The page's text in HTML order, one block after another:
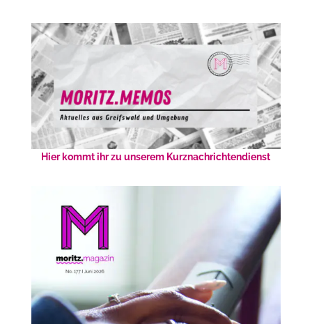
Hier kommt ihr zu unserem Kurznachrichtendienst